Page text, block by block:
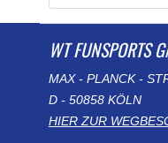
WT FUNSPORTS
MAX - PLANCK -
D - 50858 KÖLN
HIER ZUR